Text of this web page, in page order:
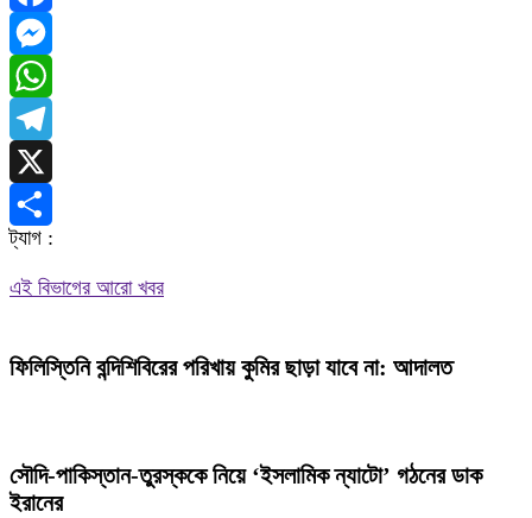
Facebook
Messenger
WhatsApp
Telegram
X
Share
ট্যাগ :
এই বিভাগের আরো খবর
ফিলিস্তিনি বন্দিশিবিরের পরিখায় কুমির ছাড়া যাবে না: আদালত
সৌদি-পাকিস্তান-তুরস্ককে নিয়ে ‘ইসলামিক ন্যাটো’ গঠনের ডাক
ইরানের